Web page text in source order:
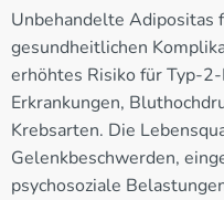
Unbehandelte Adipositas
gesundheitlichen
erhöhtes Risiko für Typ-
Erkrankungen,
Krebsarten. Die
Gelenkbeschwerden,
psychosoziale